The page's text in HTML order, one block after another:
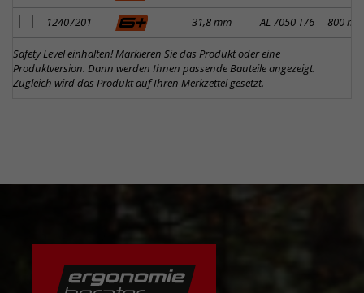
Artikel zum Merkzettel hinzufügen
12407201 31,8 mm AL 7050 T76 800 mm
Safety Level einhalten! Markieren Sie das Produkt oder eine
Produktversion. Dann werden Ihnen passende Bauteile angezeigt.
Zugleich wird das Produkt auf Ihren Merkzettel gesetzt.